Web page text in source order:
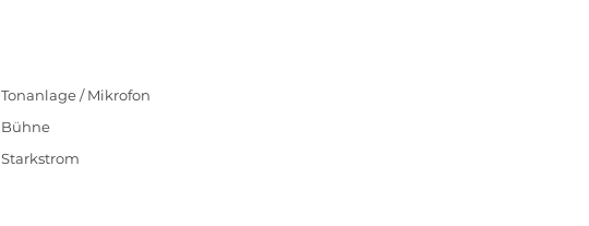
Tonanlage / Mikrofon
Bühne
Starkstrom